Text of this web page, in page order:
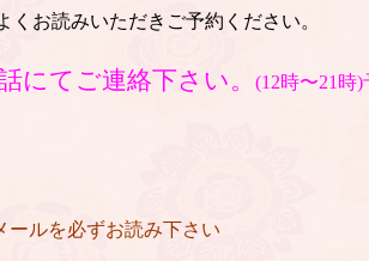
くお読みいただきご予約ください。
にてご連絡下さい。
(12時〜21時
ールを必ずお読み下さい